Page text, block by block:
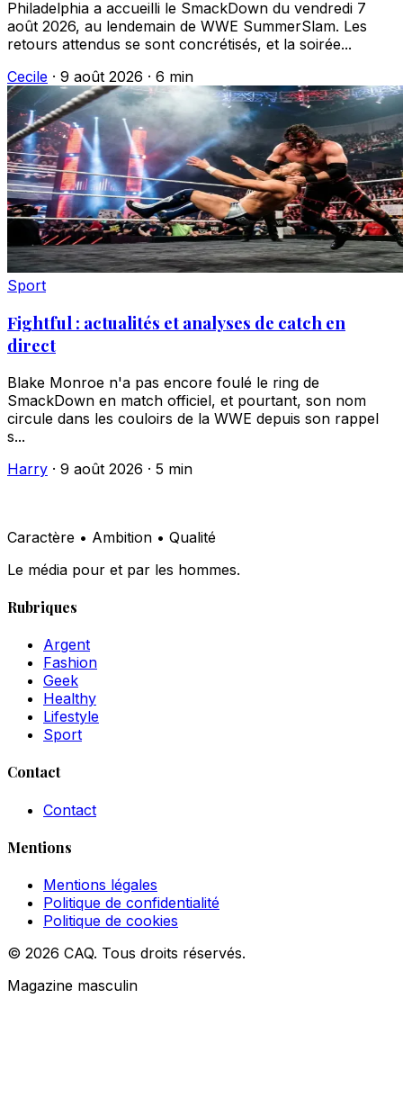
Philadelphia a accueilli le SmackDown du vendredi 7
août 2026, au lendemain de WWE SummerSlam. Les
retours attendus se sont concrétisés, et la soirée...
Cecile · 9 août 2026 · 6 min
Sport
Fightful : actualités et analyses de catch en
direct
Blake Monroe n'a pas encore foulé le ring de
SmackDown en match officiel, et pourtant, son nom
circule dans les couloirs de la WWE depuis son rappel
s...
Harry · 9 août 2026 · 5 min
Caractère • Ambition • Qualité
Le média pour et par les hommes.
Rubriques
Argent
Fashion
Geek
Healthy
Lifestyle
Sport
Contact
Contact
Mentions
Mentions légales
Politique de confidentialité
Politique de cookies
© 2026 CAQ. Tous droits réservés.
Magazine masculin